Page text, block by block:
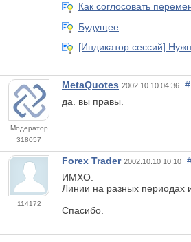
Как соглосовать
Будущее
[Индикатор сессий]
Модератор
318057
MetaQuotes 2002.10.10 04:36
да. вы правы.
114172
Forex Trader 2002.10.10 10:10
ИМХО.
Линии на разных периодах
Спасибо.